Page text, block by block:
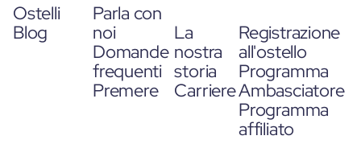
Ostelli
Blog
Parla con
noi
Domande
frequenti
Premere
La
nostra
storia
Carriere
Registrazione
all'ostello
Programma
Ambasciatore
Programma
affiliato